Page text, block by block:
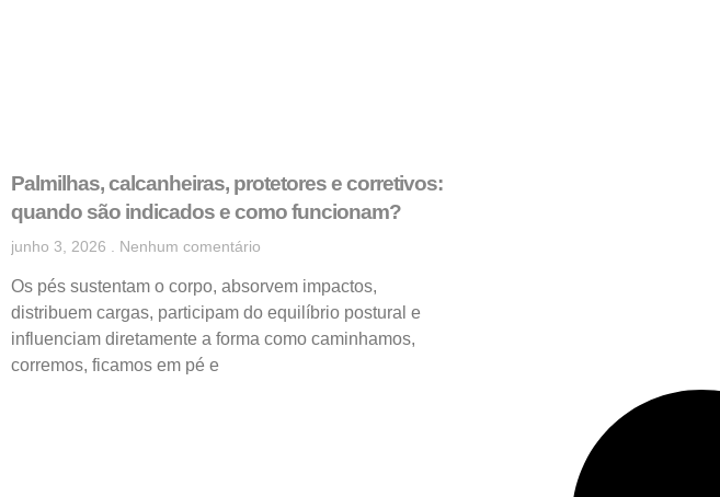
Palmilhas, calcanheiras, protetores e corretivos:
quando são indicados e como funcionam?
junho 3, 2026 Nenhum comentário
Os pés sustentam o corpo, absorvem impactos,
distribuem cargas, participam do equilíbrio postural e
influenciam diretamente a forma como caminhamos,
corremos, ficamos em pé e